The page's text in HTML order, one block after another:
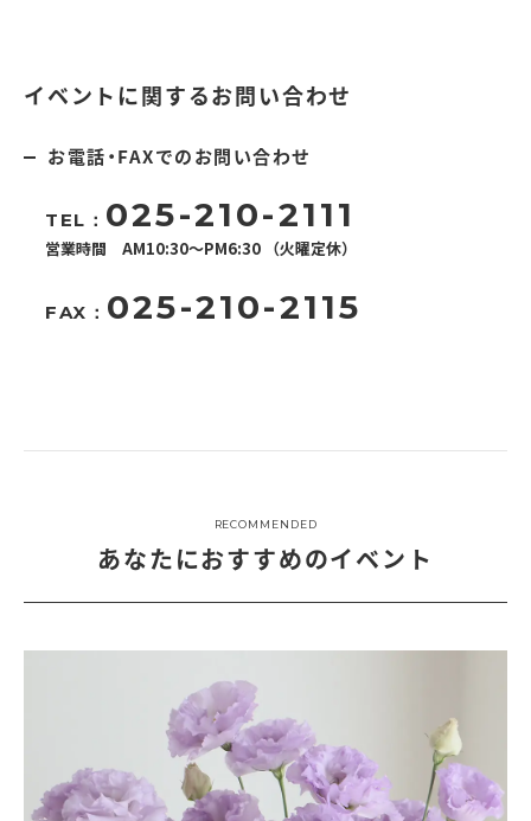
イベントに関するお問い合わせ
お電話・FAXでのお問い合わせ
TEL： 025-210-2111
営業時間 AM10:30～PM6:30 （火曜定休）
FAX： 025-210-2115
RECOMMENDED
あなたにおすすめのイベント